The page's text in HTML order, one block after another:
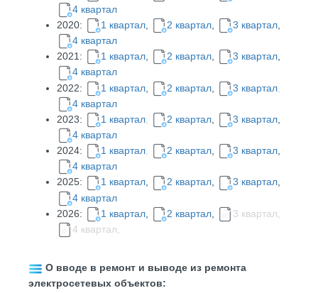
4 квартал
2020:
1 квартал 2 квартал 3 квартал
4 квартал
2021:
1 квартал, 2 квартал, 3 квартал,
4 квартал
2022:
1 квартал 2 квартал 3 квартал
4 квартал
2023:
1 квартал 2 квартал 3 квартал
4 квартал
2024:
1 квартал 2 квартал 3 квартал
4 квартал
2025:
1 квартал, 2 квартал, 3 квартал,
4 квартал
2026:
1 квартал 2 квартал
3 квартал,
4 квартал,
О вводе в ремонт и выводе из ремонта
электросетевых объектов: